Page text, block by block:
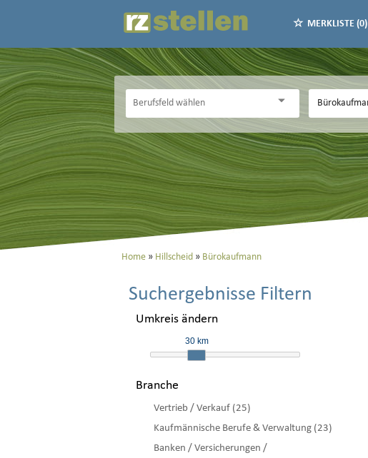
MERKLISTE (0)
Home Hillscheid Bürokaufmann
Suchergebnisse Filtern
Umkreis ändern
30 km
Branche
Vertrieb / Verkauf (25)
Kaufmännische Berufe & Verwaltung (23)
Banken / Versicherungen /